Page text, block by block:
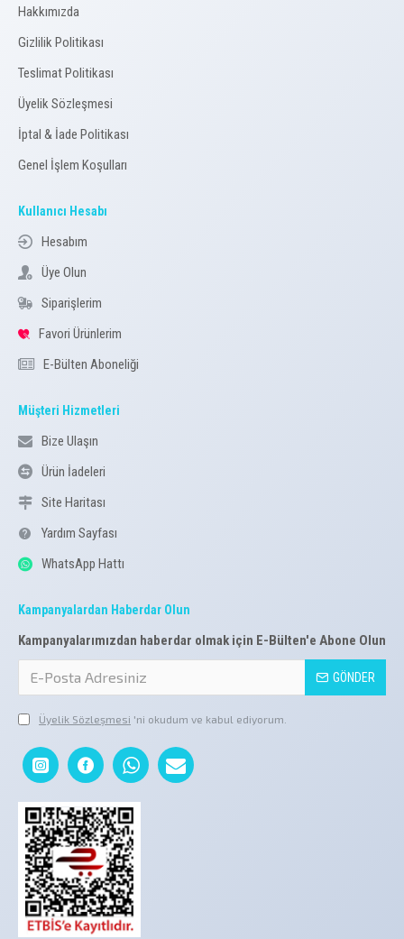
Hakkımızda
Gizlilik Politikası
Teslimat Politikası
Üyelik Sözleşmesi
İptal & İade Politikası
Genel İşlem Koşulları
Kullanıcı Hesabı
Hesabım
Üye Olun
Siparişlerim
Favori Ürünlerim
E-Bülten Aboneliği
Müşteri Hizmetleri
Bize Ulaşın
Ürün İadeleri
Site Haritası
Yardım Sayfası
WhatsApp Hattı
Kampanyalardan Haberdar Olun
Kampanyalarımızdan haberdar olmak için E-Bülten'e Abone Olun
GÖNDER
Üyelik Sözleşmesi 'ni okudum ve kabul ediyorum.